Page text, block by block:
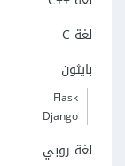
لغة C
بايثون
Flask
Django
لغة روبي